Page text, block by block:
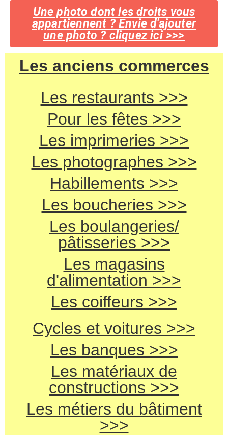
Une photo dont les droits vous
appartiennent ? Envie d'ajouter
une photo ? cliquez ici >>>
Les anciens commerces
Les restaurants >>>
Pour les fêtes >>>
Les imprimeries >>>
Les photographes >>>
Habillements >>>
Les boucheries >>>
Les boulangeries/
pâtisseries >>>
Les magasins
d'alimentation >>>
Les coiffeurs >>>
Cycles et voitures >>>
Les banques >>>
Les matériaux de
constructions >>>
Les métiers du bâtiment
>>>